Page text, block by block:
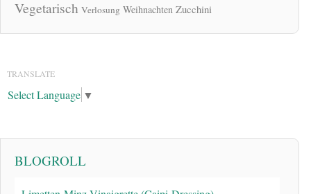
Vegetarisch Verlosung Weihnachten Zucchini
TRANSLATE
Select Language ▼
BLOGROLL